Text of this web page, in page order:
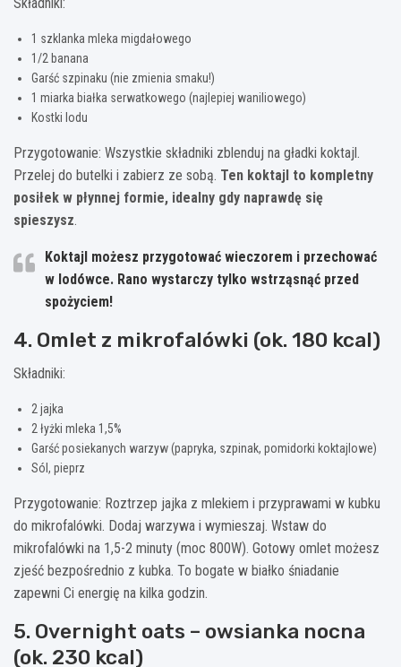
1 szklanka mleka migdałowego
1/2 banana
Garść szpinaku (nie zmienia smaku!)
1 miarka białka serwatkowego (najlepiej waniliowego)
Kostki lodu
Przygotowanie: Wszystkie składniki zblenduj na gładki koktajl.
Przelej do butelki i zabierz ze sobą. Ten koktajl to kompletny
posiłek w płynnej formie, idealny gdy naprawdę się
spieszysz.
Koktajl możesz przygotować wieczorem i przechować
w lodówce. Rano wystarczy tylko wstrząsnąć przed
spożyciem!
4. Omlet z mikrofalówki (ok. 180 kcal)
Składniki:
2 jajka
2 łyżki mleka 1,5%
Garść posiekanych warzyw (papryka, szpinak, pomidorki koktajlowe)
Sól, pieprz
Przygotowanie: Roztrzep jajka z mlekiem i przyprawami w kubku
do mikrofalówki. Dodaj warzywa i wymieszaj. Wstaw do
mikrofalówki na 1,5-2 minuty (moc 800W). Gotowy omlet możesz
zjeść bezpośrednio z kubka. To bogate w białko śniadanie
zapewni Ci energię na kilka godzin.
5. Overnight oats – owsianka nocna
(ok. 230 kcal)